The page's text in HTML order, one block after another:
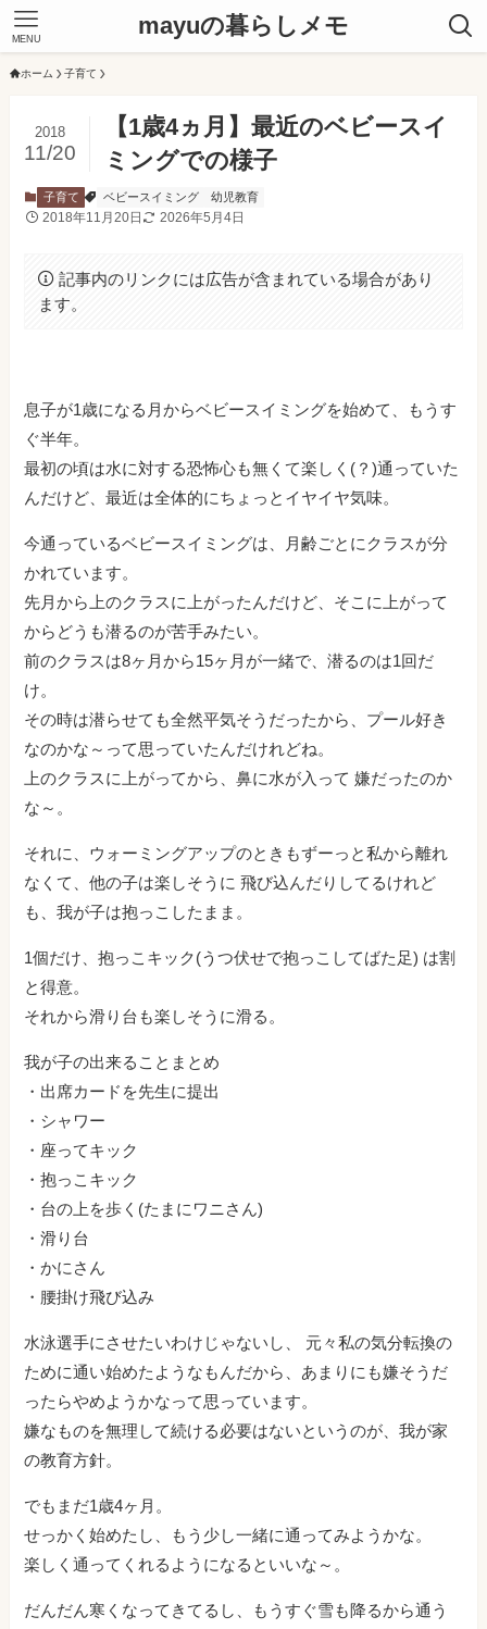
mayuの暮らしメモ
MENU
ホーム 子育て
【1歳4ヵ月】最近のベビースイ
ミングでの様子
2018
11/20
子育て ベビースイミング 幼児教育
2018年11月20日 2026年5月4日
記事内のリンクには広告が含まれている場合があり
ます。
息子が1歳になる月からベビースイミングを始めて、もうす
ぐ半年。
最初の頃は水に対する恐怖心も無くて楽しく(？)通っていた
んだけど、最近は全体的にちょっとイヤイヤ気味。
今通っているベビースイミングは、月齢ごとにクラスが分
かれています。
先月から上のクラスに上がったんだけど、そこに上がって
からどうも潜るのが苦手みたい。
前のクラスは8ヶ月から15ヶ月が一緒で、潜るのは1回だ
け。
その時は潜らせても全然平気そうだったから、プール好き
なのかな～って思っていたんだけれどね。
上のクラスに上がってから、鼻に水が入って 嫌だったのか
な～。
それに、ウォーミングアップのときもずーっと私から離れ
なくて、他の子は楽しそうに 飛び込んだりしてるけれど
も、我が子は抱っこしたまま。
1個だけ、抱っこキック(うつ伏せで抱っこしてばた足) は割
と得意。
それから滑り台も楽しそうに滑る。
我が子の出来ることまとめ
・出席カードを先生に提出
・シャワー
・座ってキック
・抱っこキック
・台の上を歩く(たまにワニさん)
・滑り台
・かにさん
・腰掛け飛び込み
水泳選手にさせたいわけじゃないし、 元々私の気分転換の
ために通い始めたようなもんだから、あまりにも嫌そうだ
ったらやめようかなって思っています。
嫌なものを無理して続ける必要はないというのが、我が家
の教育方針。
でもまだ1歳4ヶ月。
せっかく始めたし、もう少し一緒に通ってみようかな。
楽しく通ってくれるようになるといいな～。
だんだん寒くなってきてるし、もうすぐ雪も降るから通う